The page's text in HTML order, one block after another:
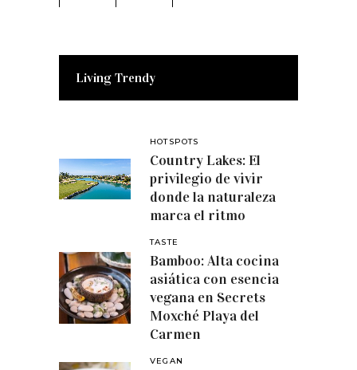
Living Trendy
HOTSPOTS
Country Lakes: El
privilegio de vivir
donde la naturaleza
marca el ritmo
TASTE
Bamboo: Alta cocina
asiática con esencia
vegana en Secrets
Moxché Playa del
Carmen
VEGAN